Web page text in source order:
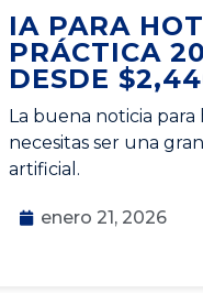
IA PARA
PRÁCTICA
DESDE
La buena noticia
necesitas ser una
artificial.
enero 21, 2026